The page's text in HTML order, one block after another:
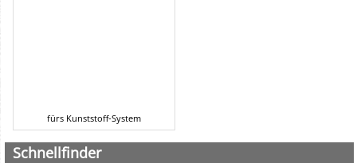
fürs Kunststoff-System
Schnellfinder